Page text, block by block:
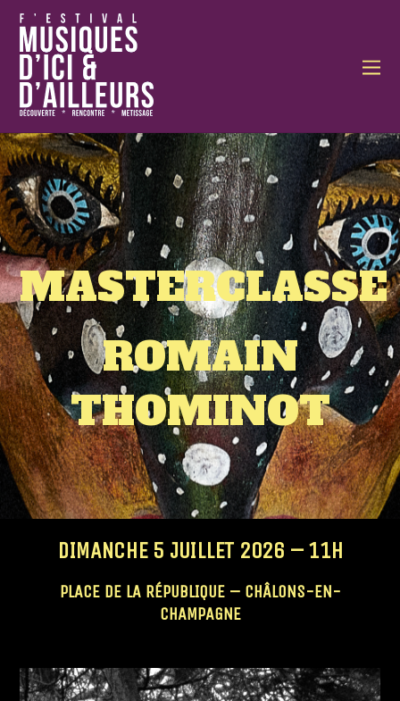
MASTERCLASSE
ROMAIN
THOMINOT
DIMANCHE 5 JUILLET 2026 – 11H
PLACE DE LA RÉPUBLIQUE – CHÂLONS-EN-
CHAMPAGNE